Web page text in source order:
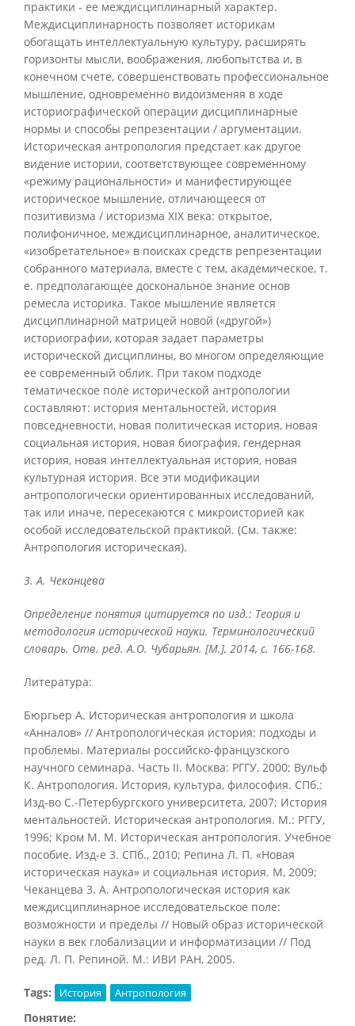
практики - ее междисциплинарный характер.
Междисциплинарность позволяет историкам
обогащать интеллектуальную культуру, расширять
горизонты мысли, воображения, любопытства и, в
конечном счете, совершенствовать профессиональное
мышление, одновременно видоизменяя в ходе
историографической операции дисциплинарные
нормы и способы репрезентации / аргументации.
Историческая антропология предстает как другое
видение истории, соответствующее современному
«режиму рациональности» и манифестирующее
историческое мышление, отличающееся от
позитивизма / историзма XIX века: открытое,
полифоничное, междисциплинарное, аналитическое,
«изобретательное» в поисках средств репрезентации
собранного материала, вместе с тем, академическое, т.
е. предполагающее доскональное знание основ
ремесла историка. Такое мышление является
дисциплинарной матрицей новой («другой»)
историографии, которая задает параметры
исторической дисциплины, во многом определяющие
ее современный облик. При таком подходе
тематическое поле исторической антропологии
составляют: история ментальностей, история
повседневности, новая политическая история, новая
социальная история, новая биография, гендерная
история, новая интеллектуальная история, новая
культурная история. Все эти модификации
антропологически ориентированных исследований,
так или иначе, пересекаются с микроисторией как
особой исследовательской практикой. (См. также:
Антропология историческая).
3. А. Чеканцева
Определение понятия цитируется по изд.: Теория и
методология исторической науки. Терминологический
словарь. Отв. ред. А.О. Чубарьян. [М.], 2014, с. 166-168.
Литература:
Бюргьер А. Историческая антропология и школа
«Анналов» // Антропологическая история: подходы и
проблемы. Материалы российско-французского
научного семинара. Часть II. Москва: РГГУ, 2000; Вульф
К. Антропология. История, культура, философия. СПб.:
Изд-во С.-Петербургского университета, 2007; История
ментальностей. Историческая антропология. М.: РГГУ,
1996; Кром М. М. Историческая антропология. Учебное
пособие. Изд-е 3. СПб., 2010; Репина Л. П. «Новая
историческая наука» и социальная история. М, 2009;
Чеканцева 3. А. Антропологическая история как
междисциплинарное исследовательское поле:
возможности и пределы // Новый образ исторической
науки в век глобализации и информатизации // Под
ред. Л. П. Репиной. М.: ИВИ РАН, 2005.
Tags: История Антропология
Понятие: